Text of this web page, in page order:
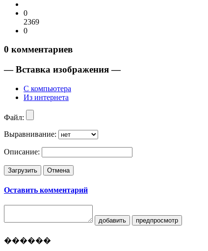
0
2369
0
0 комментариев
— Вставка изображения —
С компьютера
Из интернета
Файл:
Выравнивание:
Описание:
Загрузить Отмена
Оставить комментарий
добавить предпросмотр
������